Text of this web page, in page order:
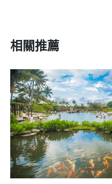
相關推薦